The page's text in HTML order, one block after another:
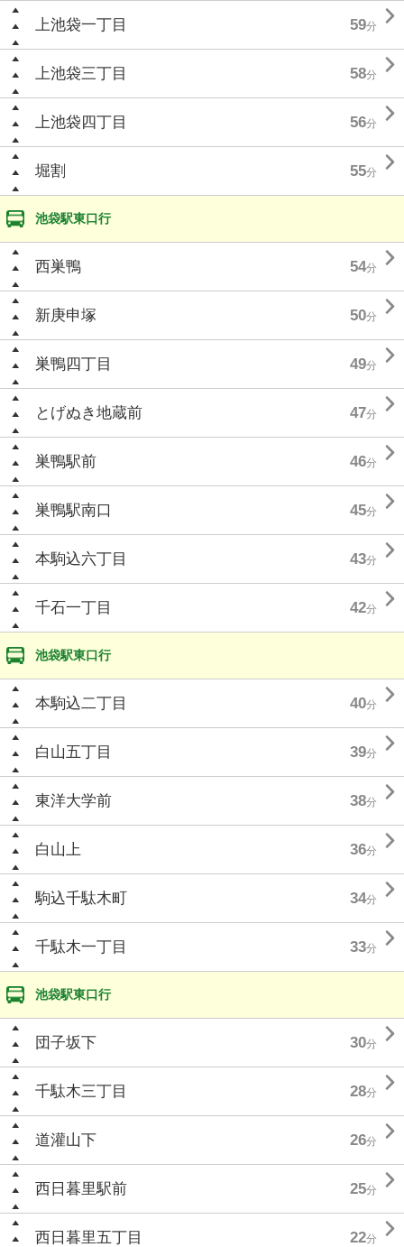
上池袋一丁目 59分 
上池袋三丁目 58分 
上池袋四丁目 56分 
堀割 55分 
池袋駅東口行
西巣鴨 54分 
新庚申塚 50分 
巣鴨四丁目 49分 
とげぬき地蔵前 47分 
巣鴨駅前 46分 
巣鴨駅南口 45分 
本駒込六丁目 43分 
千石一丁目 42分 
池袋駅東口行
本駒込二丁目 40分 
白山五丁目 39分 
東洋大学前 38分 
白山上 36分 
駒込千駄木町 34分 
千駄木一丁目 33分 
池袋駅東口行
団子坂下 30分 
千駄木三丁目 28分 
道灌山下 26分 
西日暮里駅前 25分 
西日暮里五丁目 22分 